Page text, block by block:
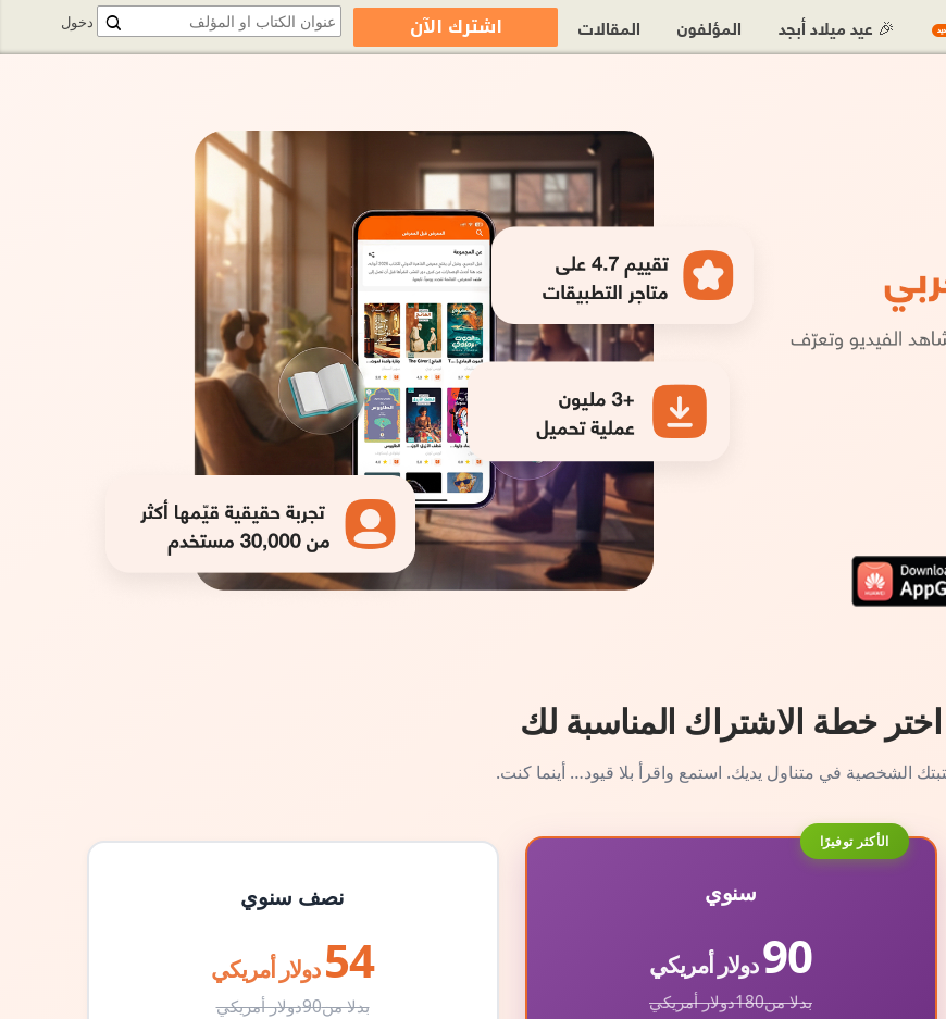
اختر خطة الاشتراك المناسبة لك
الشخصية في متناول يديك. استمع واقرأ بلا قيود… أينما كنت.
الأكثر توفيرًا
سنوي
90دولار أمريكي
بدلا من180دولار أمريكي
نصف سنوي
54 دولار أمريكي
بدلا من90دولار أمريكي
دخول 🎉 عيد ميلاد أبجد المؤلفون المقالات اشترك الآن